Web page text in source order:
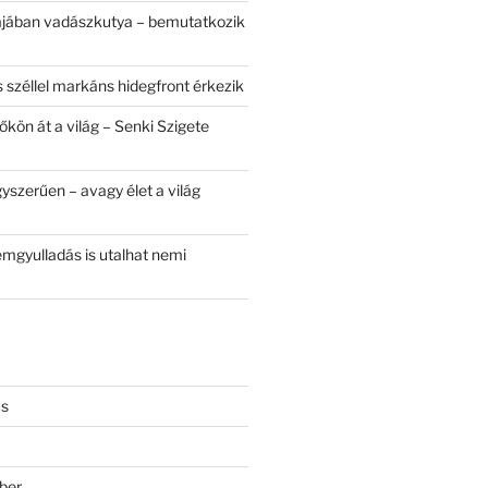
vadászkutya – bemutatkozik
széllel markáns hidegfront érkezik
át a világ – Senki Szigete
– avagy élet a világ
is utalhat nemi